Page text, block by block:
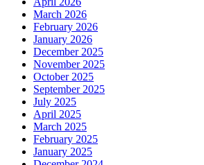
March 2026
February 2026
January 2026
December 2025
November 2025
October 2025
September 2025
July 2025
April 2025
March 2025
February 2025
January 2025